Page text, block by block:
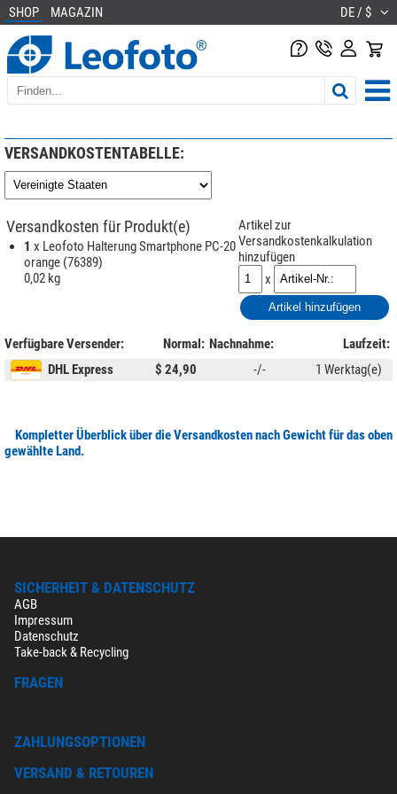
SHOP MAGAZIN DE / $
VERSANDKOSTENTABELLE:
Versandkosten für Produkt(e)
1 x Leofoto Halterung Smartphone PC-20
orange (76389)
0,02 kg
Artikel zur
Versandkostenkalkulation
hinzufügen
x
Verfügbare Versender: Normal: Nachnahme:
Laufzeit:
DHL Express
$ 24,90 -/- 1 Werktag(e)
Kompletter Überblick über die Versandkosten nach Gewicht für das oben
gewählte Land.
SICHERHEIT & DATENSCHUTZ
AGB
Impressum
Datenschutz
Take-back & Recycling
FRAGEN
ZAHLUNGSOPTIONEN
VERSAND & RETOUREN